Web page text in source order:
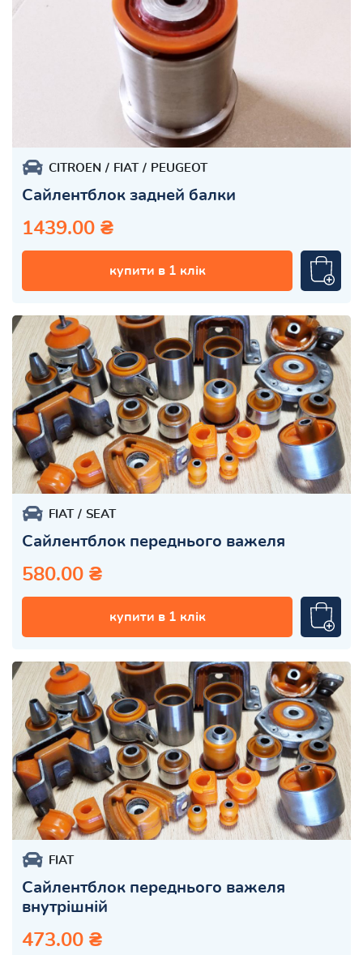
CITROEN FIAT PEUGEOT
Сайлентблок задней балки
1439.00 ₴
купити в 1 клік
FIAT SEAT
Сайлентблок переднього важеля
580.00 ₴
купити в 1 клік
FIAT
Сайлентблок переднього важеля
внутрішній
473.00 ₴